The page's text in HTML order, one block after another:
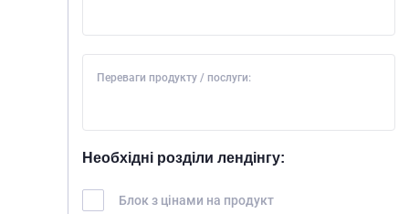
Переваги продукту / послуги:
Необхідні розділи лендінгу:
Блок з цінами на продукт